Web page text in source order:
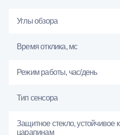
Углы обзора
Время отклика, мс
Режим работы, час/день
Тип сенсора
Защитное стекло, устойчивое к
царапинам